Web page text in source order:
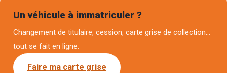
Un véhicule à immatriculer ?
Changement de titulaire, cession, carte grise de collection…
tout se fait en ligne.
Faire ma carte grise